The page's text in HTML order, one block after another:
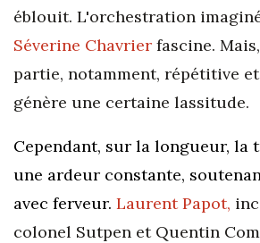
éblouit. L'orchestration
Séverine Chavrier fascine.
partie, notamment, répétitive
génère une certaine lassitude.
Cependant, sur la longueur, la
une ardeur constante,
avec ferveur. Laurent Papot,
colonel Sutpen et Quentin